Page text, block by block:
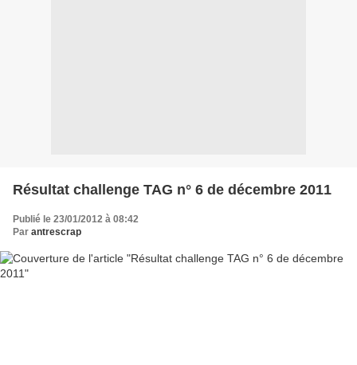
Résultat challenge TAG n° 6 de décembre 2011
Publié le 23/01/2012 à 08:42
Par antrescrap